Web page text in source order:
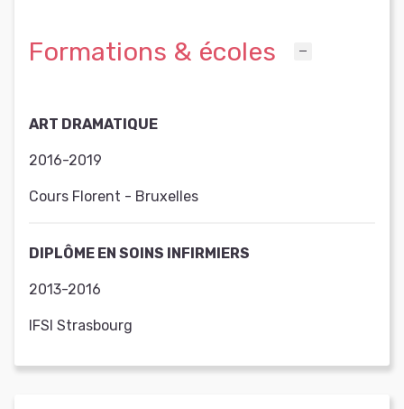
Formations & écoles
ART DRAMATIQUE
2016-2019
Cours Florent - Bruxelles
DIPLÔME EN SOINS INFIRMIERS
2013-2016
IFSI Strasbourg